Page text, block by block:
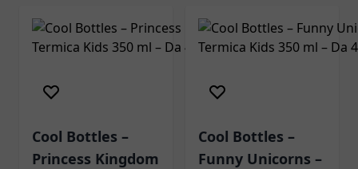
Cool Bottles –
Princess Kingdom
Cool Bottles –
Funny Unicorns –